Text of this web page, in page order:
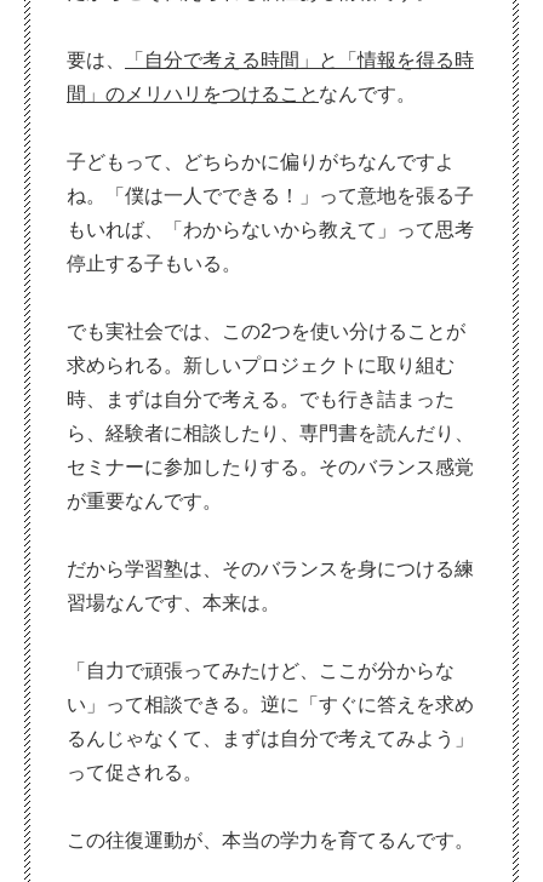
要は、
「自分で考える時間」と「情報を得る時
間」のメリハリをつけること なんです。
子どもって、どちらかに偏りがちなんですよ
ね。「僕は一人でできる！」って意地を張る子
もいれば、「わからないから教えて」って思考
停止する子もいる。
でも実社会では、この2つを使い分けることが
求められる。新しいプロジェクトに取り組む
時、まずは自分で考える。でも行き詰まった
ら、経験者に相談したり、専門書を読んだり、
セミナーに参加したりする。そのバランス感覚
が重要なんです。
だから学習塾は、そのバランスを身につける練
習場なんです、本来は。
「自力で頑張ってみたけど、ここが分からな
い」って相談できる。逆に「すぐに答えを求め
るんじゃなくて、まずは自分で考えてみよう」
って促される。
この往復運動が、本当の学力を育てるんです。